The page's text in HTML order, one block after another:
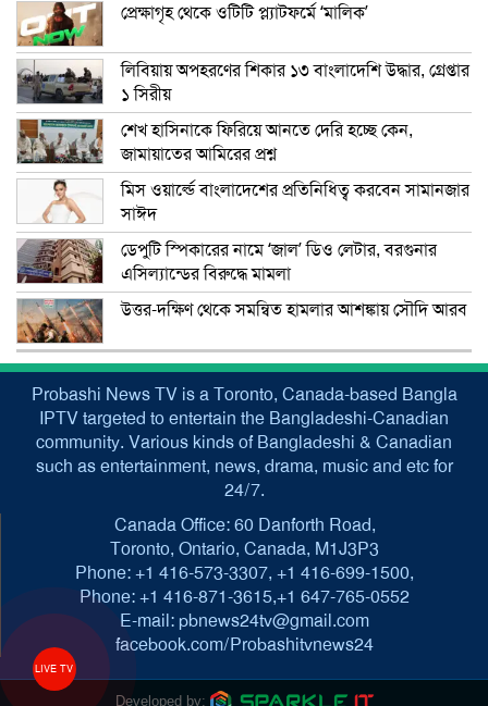
প্রেক্ষাগৃহ থেকে ওটিটি প্ল্যাটফর্মে ‘মালিক’
লিবিয়ায় অপহরণের শিকার ১৩ বাংলাদেশি উদ্ধার, গ্রেপ্তার
১ সিরীয়
শেখ হাসিনাকে ফিরিয়ে আনতে দেরি হচ্ছে কেন,
জামায়াতের আমিরের প্রশ্ন
মিস ওয়ার্ল্ডে বাংলাদেশের প্রতিনিধিত্ব করবেন সামানজার
সাঈদ
ডেপুটি স্পিকারের নামে ‘জাল’ ডিও লেটার, বরগুনার
এসিল্যান্ডের বিরুদ্ধে মামলা
উত্তর-দক্ষিণ থেকে সমন্বিত হামলার আশঙ্কায় সৌদি আরব
LIVE TV
Probashi News TV is a Toronto, Canada-based Bangla
IPTV targeted to entertain the Bangladeshi-Canadian
community. Various kinds of Bangladeshi & Canadian
such as entertainment, news, drama, music and etc for
24/7.
Canada Office: 60 Danforth Road,
Toronto, Ontario, Canada, M1J3P3
Phone: +1 416-573-3307, +1 416-699-1500,
Phone: +1 416-871-3615,+1 647-765-0552
E-mail: pbnews24tv@gmail.com
facebook.com/Probashitvnews24
Developed by: